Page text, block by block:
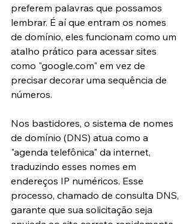
preferem palavras que possamos
lembrar. É aí que entram os nomes
de domínio, eles funcionam como um
atalho prático para acessar sites
como "google.com" em vez de
precisar decorar uma sequência de
números.
Nos bastidores, o sistema de nomes
de domínio (DNS) atua como a
"agenda telefônica" da internet,
traduzindo esses nomes em
endereços IP numéricos. Esse
processo, chamado de consulta DNS,
garante que sua solicitação seja